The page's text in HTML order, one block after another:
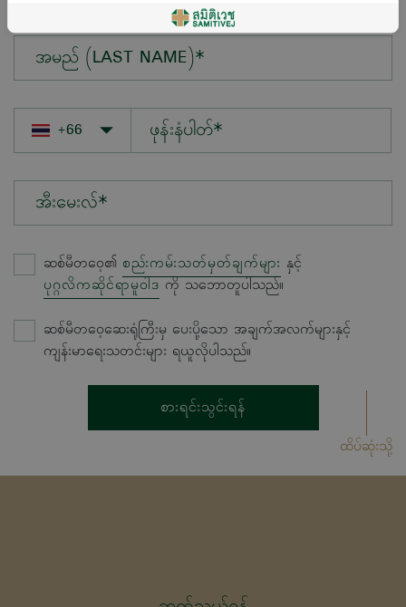
အမည် (LAST NAME)*
အီးမေးလ်*
ဆစ်မီတဝေ့၏ စည်းကမ်းသတ်မှတ်ချက်များ နှင့်
ပုဂ္ဂလိကဆိုင်ရာမူဝါဒ ကို သဘောတူပါသည်။
ဆစ်မီတဝေ့ဆေးရုံကြီးမှ ပေးပို့သော အချက်အလက်များနှင့်
ကျန်းမာရေးသတင်းများ ရယူလိုပါသည်။
စားရင်းသွင်းရန်
ထိပ်ဆုံးသို့